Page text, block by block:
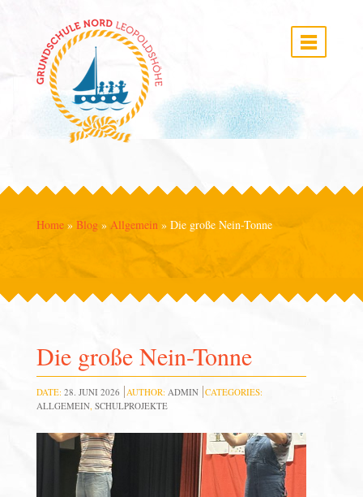
Home » Blog » Allgemein » Die große Nein-Tonne
Die große Nein-Tonne
DATE: 28. JUNI 2026 AUTHOR: ADMIN CATEGORIES:
ALLGEMEIN, SCHULPROJEKTE